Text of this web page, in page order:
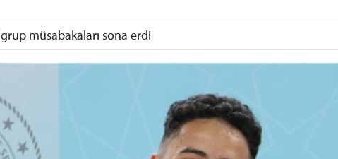
müsabakaları sona erdi
Spor Bilgi Sistemi